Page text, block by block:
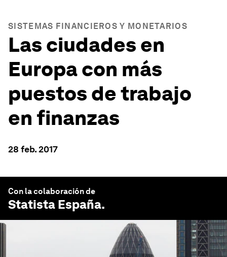
SISTEMAS FINANCIEROS Y MONETARIOS
Las ciudades en
Europa con más
puestos de trabajo
en finanzas
28 feb. 2017
Con la colaboración de
Statista España.